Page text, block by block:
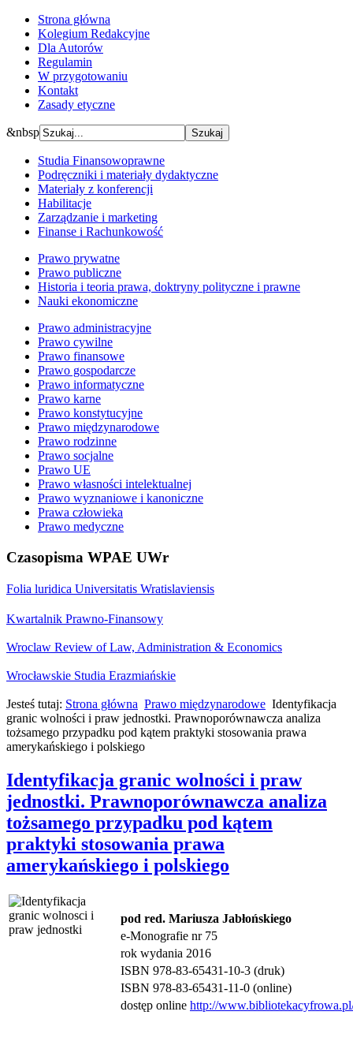
Strona główna
Kolegium Redakcyjne
Dla Autorów
Regulamin
W przygotowaniu
Kontakt
Zasady etyczne
&nbsp
Studia Finansowoprawne
Podręczniki i materiały dydaktyczne
Materiały z konferencji
Habilitacje
Zarządzanie i marketing
Finanse i Rachunkowość
Prawo prywatne
Prawo publiczne
Historia i teoria prawa, doktryny polityczne i prawne
Nauki ekonomiczne
Prawo administracyjne
Prawo cywilne
Prawo finansowe
Prawo gospodarcze
Prawo informatyczne
Prawo karne
Prawo konstytucyjne
Prawo międzynarodowe
Prawo rodzinne
Prawo socjalne
Prawo UE
Prawo własności intelektualnej
Prawo wyznaniowe i kanoniczne
Prawa człowieka
Prawo medyczne
Czasopisma WPAE UWr
Folia luridica Universitatis Wratislaviensis
Kwartalnik Prawno-Finansowy
Wroclaw Review of Law, Administration & Economics
Wrocławskie Studia Erazmiańskie
Jesteś tutaj: Strona główna Prawo międzynarodowe Identyfikacja
granic wolności i praw jednostki. Prawnoporównawcza analiza
tożsamego przypadku pod kątem praktyki stosowania prawa
amerykańskiego i polskiego
Identyfikacja granic wolności i praw
jednostki. Prawnoporównawcza analiza
tożsamego przypadku pod kątem
praktyki stosowania prawa
amerykańskiego i polskiego
pod red. Mariusza Jabłońskiego
e-Monografie nr 75
rok wydania 2016
ISBN 978-83-65431-10-3 (druk)
ISBN 978-83-65431-11-0 (online)
dostęp online http://